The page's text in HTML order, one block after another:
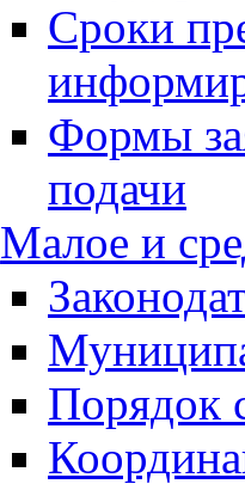
Сроки
Формы
подачи
Малое и
Порядок